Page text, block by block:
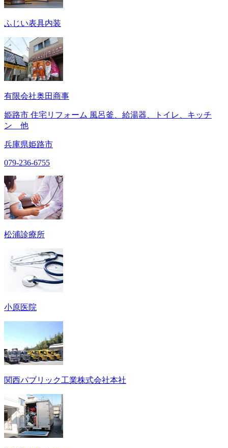
ふじい表具内装
有限会社奥田商事
姫路市 住宅リフォーム 風呂釜、給湯器、トイレ、キッチ
ン 他
兵庫県姫路市
079-236-6755
松浦診療所
小原医院
関西パブリック工業株式会社本社